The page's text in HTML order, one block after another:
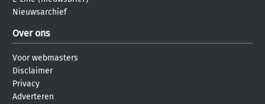
Nieuwsarchief
Over ons
Voor webmasters
Disclaimer
Privacy
Adverteren